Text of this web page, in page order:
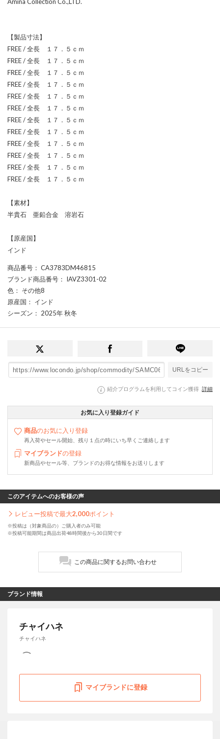
【製品寸法】
FREE / 全長 １７．５ｃｍ
FREE / 全長 １７．５ｃｍ
FREE / 全長 １７．５ｃｍ
FREE / 全長 １７．５ｃｍ
FREE / 全長 １７．５ｃｍ
FREE / 全長 １７．５ｃｍ
FREE / 全長 １７．５ｃｍ
FREE / 全長 １７．５ｃｍ
FREE / 全長 １７．５ｃｍ
FREE / 全長 １７．５ｃｍ
FREE / 全長 １７．５ｃｍ
FREE / 全長 １７．５ｃｍ
【素材】
半貴石 亜鉛合金 溶岩石
【原産国】
インド
商品番号 ： CA3783DM46815
ブランド商品番号 ： IAVZ3301-02
色 ： その他8
原産国 ： インド
シーズン ： 2025年 秋冬
URLをコピー
紹介プログラムを利用してコイン獲得 詳細
お気に入り登録ガイド
商品のお気に入り登録
再入荷やセール開始、残り１点の時にいち早くご連絡します
マイブランドの登録
新商品やセール等、ブランドのお得な情報をお送りします
このアイテムへのお客様の声
レビュー投稿で最大2,000ポイント
※投稿は（対象商品の）ご購入者のみ可能
※投稿可能期間は商品出荷48時間後から30日間です
この商品に関するお問い合わせ
ブランド情報
チャイハネ
チャイハネ
マイブランドに登録